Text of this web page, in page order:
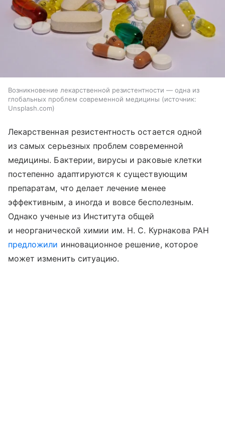
Возникновение лекарственной резистентности — одна из
глобальных проблем современной медицины
источник:
Unsplash.com
Лекарственная резистентность остается одной
из самых серьезных проблем современной
медицины. Бактерии, вирусы и раковые клетки
постепенно адаптируются к существующим
препаратам, что делает лечение менее
эффективным, а иногда и вовсе бесполезным.
Однако ученые из Института общей
и неорганической химии им. Н. С. Курнакова РАН
предложили инновационное решение, которое
может изменить ситуацию.